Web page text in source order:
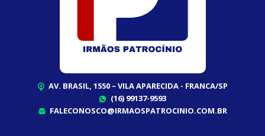
AV. BRASIL, 1550 – VILA APARECIDA - FRANCA/SP
(16) 99137-9593
FALECONOSCO@IRMAOSPATROCINIO.COM.BR